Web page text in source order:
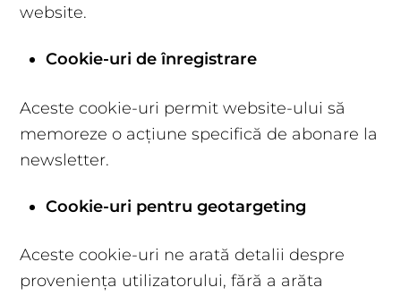
website.
Cookie-uri de înregistrare
Aceste cookie-uri permit website-ului să
memoreze o acțiune specifică de abonare la
newsletter.
Cookie-uri pentru geotargeting
Aceste cookie-uri ne arată detalii despre
proveniența utilizatorului, fără a arăta